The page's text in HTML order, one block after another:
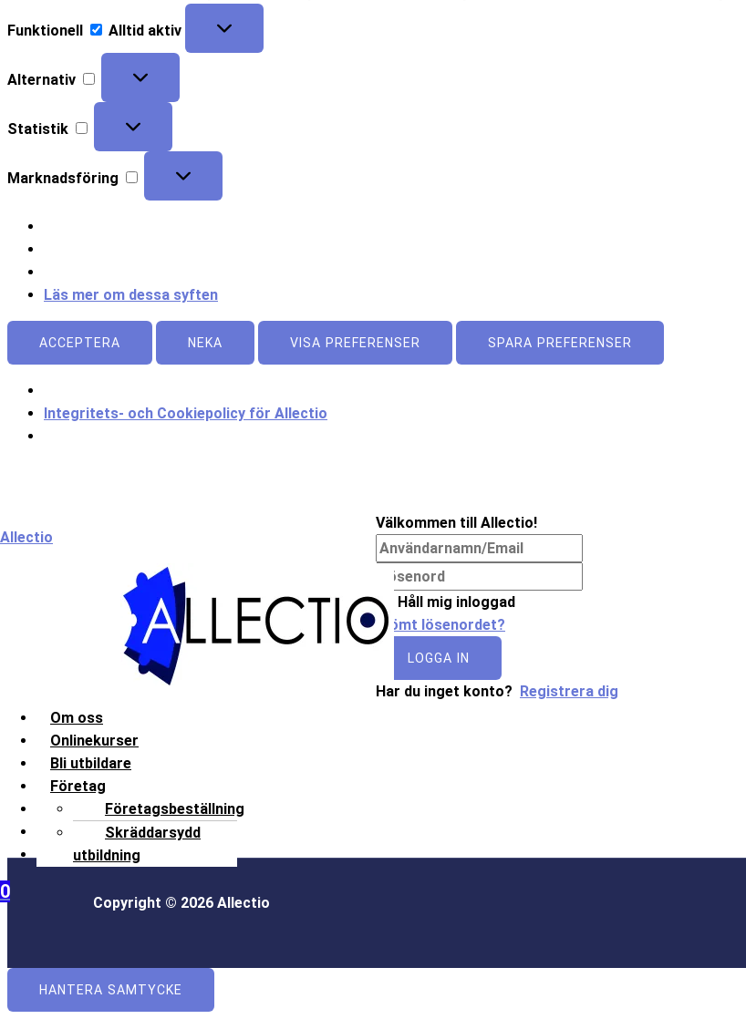
Funktionell Alltid aktiv
Alternativ
Statistik
Marknadsföring
Läs mer om dessa syften
ACCEPTERA NEKA VISA PREFERENSER SPARA PREFERENSER
Integritets- och Cookiepolicy för Allectio
Allectio
Om oss
Onlinekurser
Bli utbildare
Företag
Företagsbeställning
Skräddarsydd
utbildning
Kontakt
Frågor och svar
Mitt konto
0
Välkommen till Allectio!
Håll mig inloggad
Glömt lösenordet?
LOGGA IN
Har du inget konto? Registrera dig
Copyright © 2026 Allectio
HANTERA SAMTYCKE